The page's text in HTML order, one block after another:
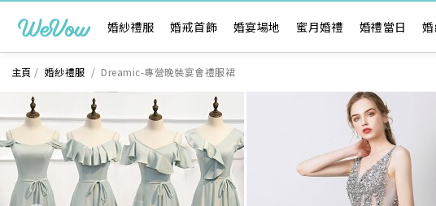
婚紗禮服 婚戒首飾 婚宴場地 蜜月婚禮 婚禮當日
主頁 / 婚紗禮服 / Dreamic-專營晚裝宴會禮服裙